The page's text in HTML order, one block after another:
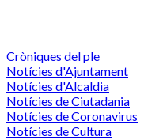
Cròniques del ple
Notícies d'Ajuntament
Notícies d'Alcaldia
Notícies de Ciutadania
Notícies de Coronavirus
Notícies de Cultura